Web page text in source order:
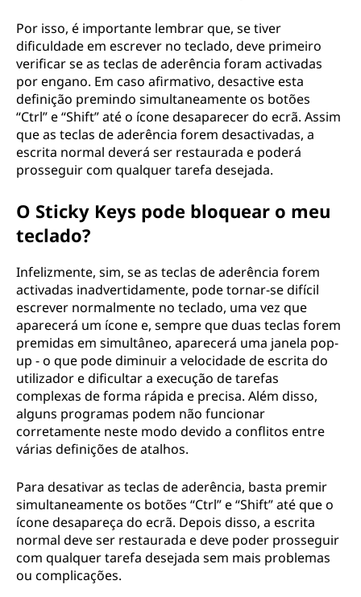
Por isso, é importante lembrar que, se tiver
dificuldade em escrever no teclado, deve primeiro
verificar se as teclas de aderência foram activadas
por engano. Em caso afirmativo, desactive esta
definição premindo simultaneamente os botões
“Ctrl” e “Shift” até o ícone desaparecer do ecrã. Assim
que as teclas de aderência forem desactivadas, a
escrita normal deverá ser restaurada e poderá
prosseguir com qualquer tarefa desejada.
O Sticky Keys pode bloquear o meu
teclado?
Infelizmente, sim, se as teclas de aderência forem
activadas inadvertidamente, pode tornar-se difícil
escrever normalmente no teclado, uma vez que
aparecerá um ícone e, sempre que duas teclas forem
premidas em simultâneo, aparecerá uma janela pop-
up - o que pode diminuir a velocidade de escrita do
utilizador e dificultar a execução de tarefas
complexas de forma rápida e precisa. Além disso,
alguns programas podem não funcionar
corretamente neste modo devido a conflitos entre
várias definições de atalhos.
Para desativar as teclas de aderência, basta premir
simultaneamente os botões “Ctrl” e “Shift” até que o
ícone desapareça do ecrã. Depois disso, a escrita
normal deve ser restaurada e deve poder prosseguir
com qualquer tarefa desejada sem mais problemas
ou complicações.